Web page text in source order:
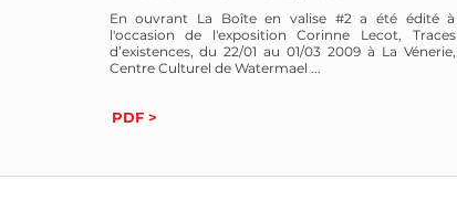
En ouvrant La Boîte en valise #2 a été édité à
l'occasion de l'exposition Corinne Lecot, Traces
d’existences, du 22/01 au 01/03 2009 à La Vénerie,
Centre Culturel de Watermael ...
PDF >